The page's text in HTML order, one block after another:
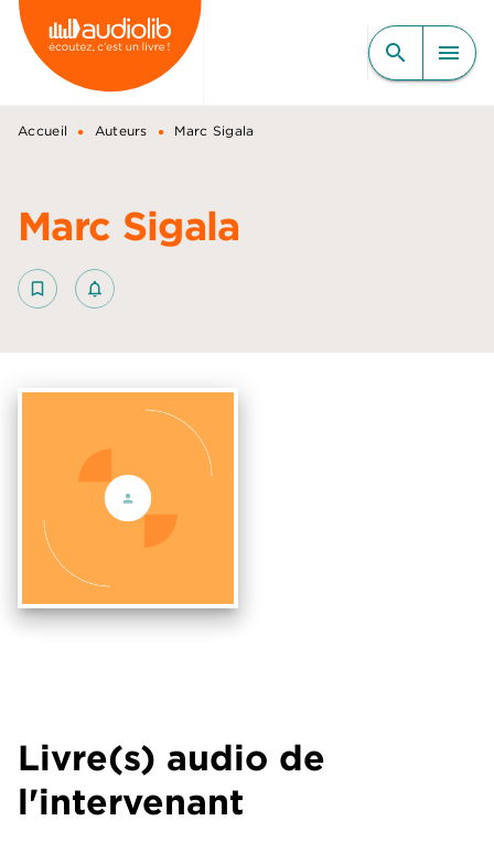
MENU RECHERCHE
CONTENU
PIED DE PAGE
search menu
Accueil • Auteurs • Marc Sigala
Marc Sigala
bookmark_border notifications_none_outlined
Livre(s) audio de
l'intervenant